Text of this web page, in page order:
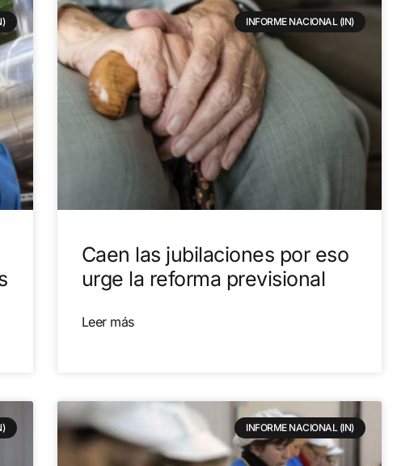
INFORME NACIONAL (IN)
Caen las jubilaciones por eso
urge la reforma previsional
Leer más
INFORME NACIONAL (IN)